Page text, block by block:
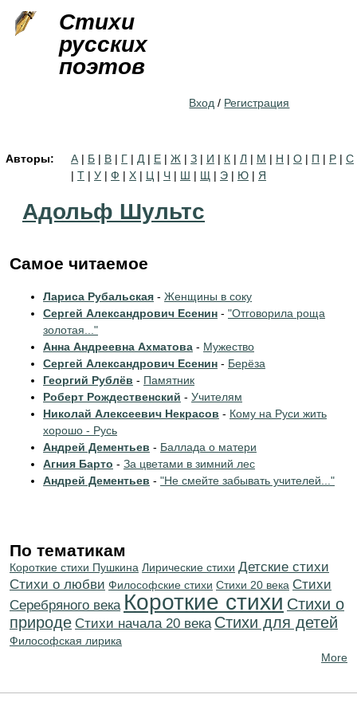
Стихи
русских
поэтов
Вход / Регистрация
Авторы: А | Б | В | Г | Д | Е | Ж | З | И | К | Л | М | Н | О | П | Р | С
| Т | У | Ф | Х | Ц | Ч | Ш | Щ | Э | Ю | Я
Адольф Шультс
Самое читаемое
Лариса Рубальская - Женщины в соку
Сергей Александрович Есенин - "Отговорила роща
золотая..."
Анна Андреевна Ахматова - Мужество
Сергей Александрович Есенин - Берёза
Георгий Рублёв - Памятник
Роберт Рождественский - Учителям
Николай Алексеевич Некрасов - Кому на Руси жить
хорошо - Русь
Андрей Дементьев - Баллада о матери
Агния Барто - За цветами в зимний лес
Андрей Дементьев - "Не смейте забывать учителей..."
По тематикам
Короткие стихи Пушкина Лирические стихи Детские стихи
Стихи о любви Философские стихи Стихи 20 века Cтихи
Серебряного века Короткие стихи Стихи о
природе Cтихи начала 20 века Стихи для детей
Философская лирика
More